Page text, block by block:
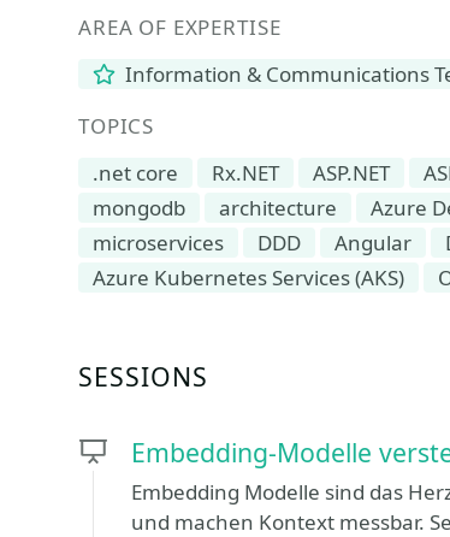
AREA OF EXPERTISE
Information & Communications
TOPICS
.net core
Rx.NET ASP.NET
mongodb
architecture
Azure
microservices
DDD Angular
Azure Kubernetes Services (AKS)
SESSIONS
Embedding-Modelle
Embedding Modelle sind das
und machen Kontext messbar.